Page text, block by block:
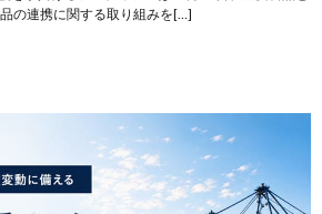
の連携に関する取り組みを[…]